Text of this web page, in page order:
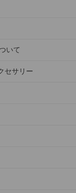
いて
セサリー